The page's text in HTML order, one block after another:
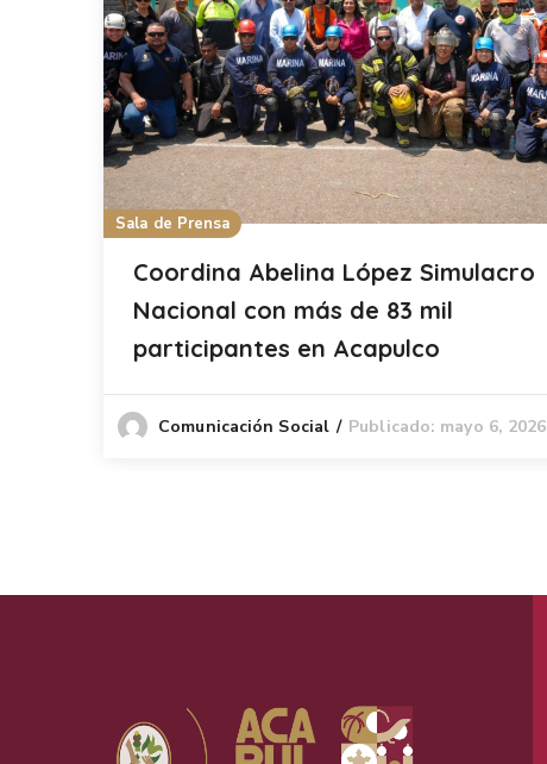
Sala de Prensa
Coordina Abelina López Simulacro
Nacional con más de 83 mil
participantes en Acapulco
Comunicación Social Publicado: mayo 6, 2026